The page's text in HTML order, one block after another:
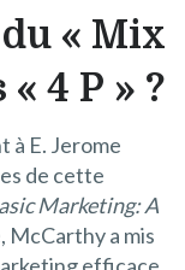
« Mix
4 P » ?
à E. Jerome
de cette
Marketing: A
McCarthy a mis